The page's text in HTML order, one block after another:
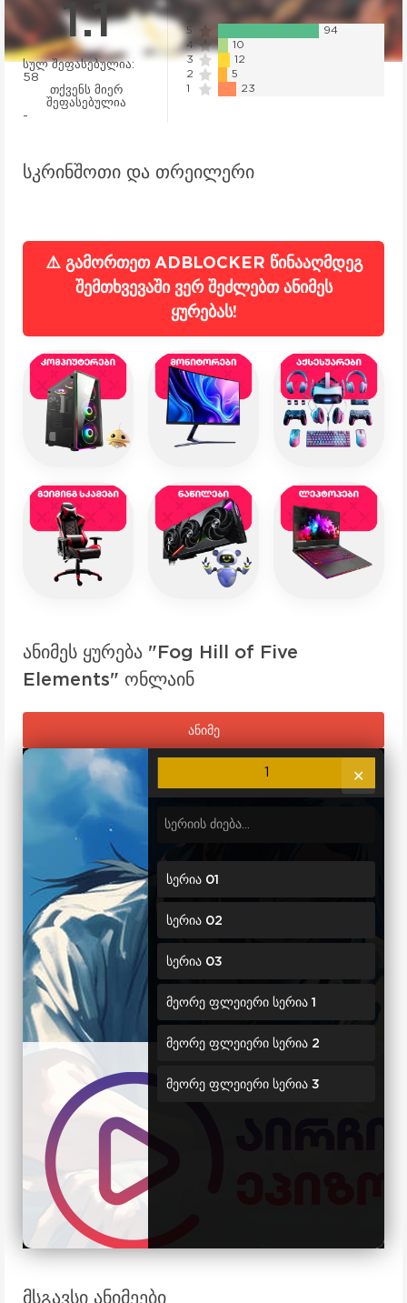
1.1
სულ შეფასებულია:
58
თქვენს მიერ
შეფასებულია
-
5
94
4
10
3
12
2
5
1
23
სკრინშოთი და თრეილერი
⚠️ გამორთეთ ADBLOCKER წინააღმდეგ
შემთხვევაში ვერ შეძლებთ ანიმეს
ყურებას!
ანიმეს ყურება "Fog Hill of Five
Elements" ონლაინ
ანიმე
✕
1
სერია 01
სერია 02
სერია 03
მეორე ფლეიერი სერია 1
მეორე ფლეიერი სერია 2
მეორე ფლეიერი სერია 3
მსგავსი ანიმეები